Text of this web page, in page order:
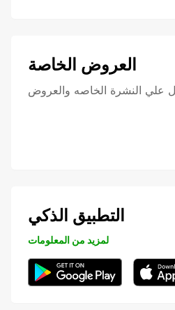
العروض الخاصة
علي النشرة الخاصه والعروض
التطبيق الذكي
لمزيد من المعلومات